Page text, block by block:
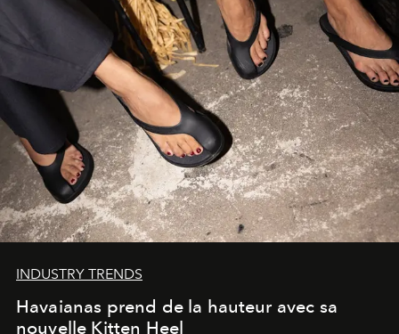
INDUSTRY TRENDS
Havaianas prend de la hauteur avec sa
nouvelle Kitten Heel